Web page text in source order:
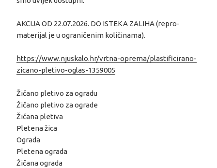
AKCIJA OD 22.07.2026. DO ISTEKA ZALIHA (repro-
materijal je u ograničenim količinama).
https://www.njuskalo.hr/vrtna-oprema/plastificirano-
zicano-pletivo-oglas-1359005
Žičano pletivo za ogradu
Žičano pletivo za ograde
Žičana pletiva
Pletena žica
Ograda
Pletena ograda
Žičana ograda